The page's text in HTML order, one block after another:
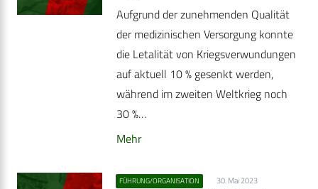
Aufgrund der zunehmenden Qualität
der medizinischen Versorgung konnte
die Letalität von Kriegsverwundungen
auf aktuell 10 % gesenkt werden,
während im zweiten Weltkrieg noch
30 %…
Mehr
FÜHRUNG/ORGANISATION 30. Mai 2023